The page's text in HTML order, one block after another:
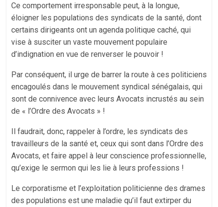
Ce comportement irresponsable peut, à la longue,
éloigner les populations des syndicats de la santé, dont
certains dirigeants ont un agenda politique caché, qui
vise à susciter un vaste mouvement populaire
d’indignation en vue de renverser le pouvoir !
Par conséquent, il urge de barrer la route à ces politiciens
encagoulés dans le mouvement syndical sénégalais, qui
sont de connivence avec leurs Avocats incrustés au sein
de « l’Ordre des Avocats » !
Il faudrait, donc, rappeler à l’ordre, les syndicats des
travailleurs de la santé et, ceux qui sont dans l’Ordre des
Avocats, et faire appel à leur conscience professionnelle,
qu’exige le sermon qui les lie à leurs professions !
Le corporatisme et l’exploitation politicienne des drames
des populations est une maladie qu’il faut extirper du